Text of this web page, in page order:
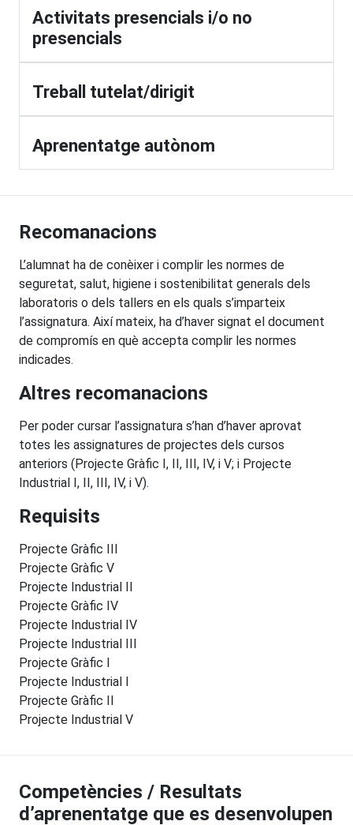
Activitats presencials i/o no
presencials
Treball tutelat/dirigit
Aprenentatge autònom
Recomanacions
L’alumnat ha de conèixer i complir les normes de
seguretat, salut, higiene i sostenibilitat generals dels
laboratoris o dels tallers en els quals s’imparteix
l’assignatura. Així mateix, ha d’haver signat el document
de compromís en què accepta complir les normes
indicades.
Altres recomanacions
Per poder cursar l’assignatura s’han d’haver aprovat
totes les assignatures de projectes dels cursos
anteriors (Projecte Gràfic I, II, III, IV, i V; i Projecte
Industrial I, II, III, IV, i V).
Requisits
Projecte Gràfic III
Projecte Gràfic V
Projecte Industrial II
Projecte Gràfic IV
Projecte Industrial IV
Projecte Industrial III
Projecte Gràfic I
Projecte Industrial I
Projecte Gràfic II
Projecte Industrial V
Competències / Resultats
d’aprenentatge que es desenvolupen